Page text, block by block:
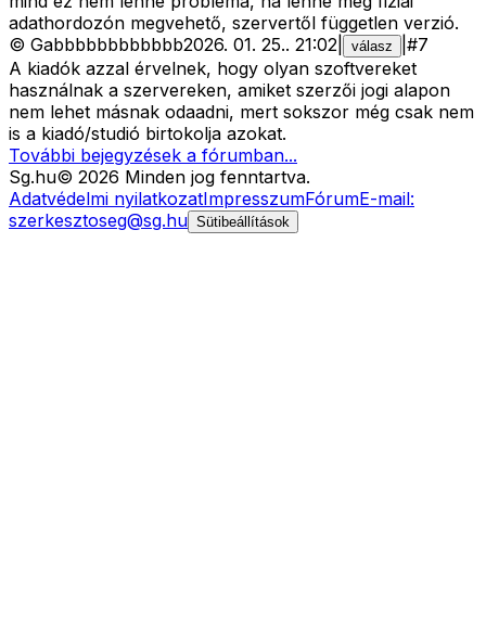
adathordozón megvehető, szervertől független verzió.
© Gabbbbbbbbbbbb2026. 01. 25.. 21:02 válasz #7
A kiadók azzal érvelnek, hogy olyan szoftvereket
használnak a szervereken, amiket szerzői jogi alapon
nem lehet másnak odaadni, mert sokszor még csak nem
is a kiadó/studió birtokolja azokat.
További bejegyzések a fórumban...
Sg.hu© 2026 Minden jog fenntartva.
Adatvédelmi nyilatkozatImpresszumFórumE-mail:
szerkesztoseg@sg.hu Sütibeállítások